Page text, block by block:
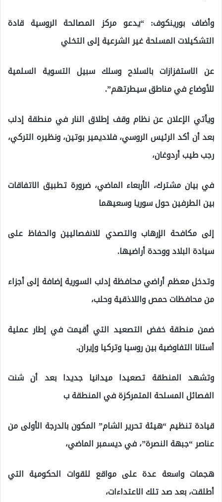
وأضاف بورينكوف: “يدعو مركز المصالحة الروسية قادة
التشكيلات المسلحة غير الشرعية إلى التخلي
عن الاستفزازات بالسلاح وسلك سبيل التسوية السلمية
للأوضاع في مناطق سيطرتهم”.
ويأتي الإعلان عن نظام وقف إطلاق النار في منطقة إدلب
بعد أن أكد الرئيس الروسي، فلاديمير بوتين، ونظيره التركي،
رجب طيب أردوغان،
في بيان مشترك، الأربعاء الماضي، ضرورة تطبيق الاتفاقات
بين الطرفين حول سوريا وسعيهما
إلى مكافحة الإرهاب والتصدي للانفصاليين والحفاظ على
سيادة البلاد ووحدة أراضيها.
وتدخل معظم أراضي محافظة إدلب السورية إضافة إلى أجزاء
من محافظات حمص واللاذقية وحلب،
ضمن منطقة خفض التصعيد التي أقيمت في إطار عملية
أستانا التفاوضية بين روسيا وتركيا وإيران.
وتشهد المنطقة تصعيدا ميدانيا جديدا بعد أن شنت
الفصائل المسلحة المتمركزة في المنطقة ب
قيادة تنظيم “هيئة تحرير الشام” المكون بالدرجة الأولى من
عناصر “جبهة النصرة”، في ديسمبر الماضي،
هجمات واسعة عدة على مواقع للقوات الحكومية التي
أطلقت، بعد صد تلك الاعتداءات،